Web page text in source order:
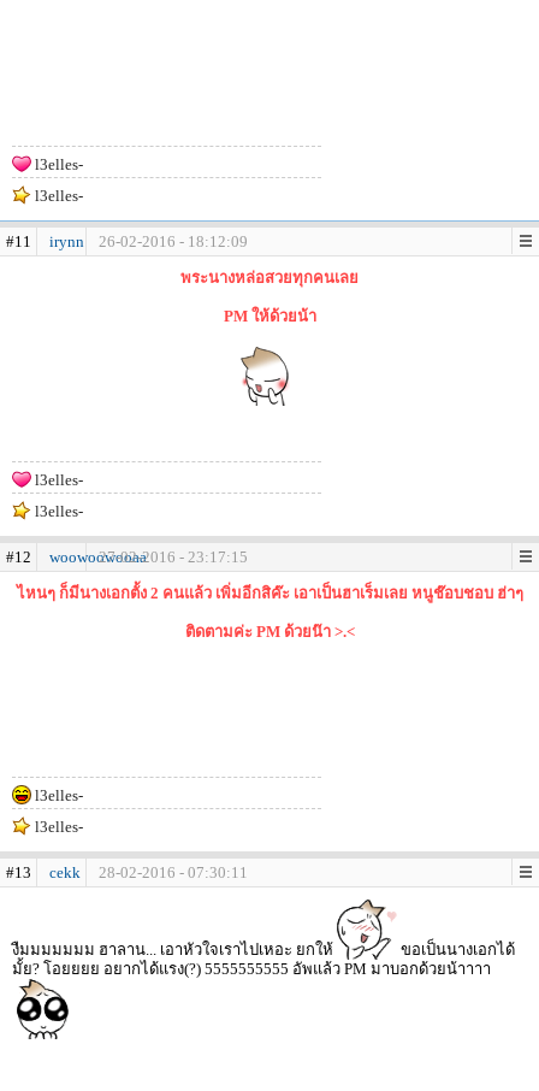
l3elles-
l3elles-
#11 irynn
26-02-2016 - 18:12:09
พระนางหล่อสวยทุกคนเลย
PM ให้ด้วยน้า
l3elles-
l3elles-
#12 woowoowooaa27-02-2016 - 23:17:15
ไหนๆ ก็มีนางเอกตั้ง 2 คนแล้ว เพิ่มอีกสิค๊ะ เอาเป็นฮาเร็มเลย หนูช๊อบชอบ ฮ่าๆ
ติดตามค่ะ PM ด้วยน๊า >.<
l3elles-
l3elles-
#13 cekk 28-02-2016 - 07:30:11
งืมมมมมมม ฮาลาน... เอาหัวใจเราไปเหอะ ยกให้
ขอเป็นนางเอกได้
มั้ย? โอยยยย อยากได้แรง(?) 5555555555 อัพแล้ว PM มาบอกด้วยน้าาาา